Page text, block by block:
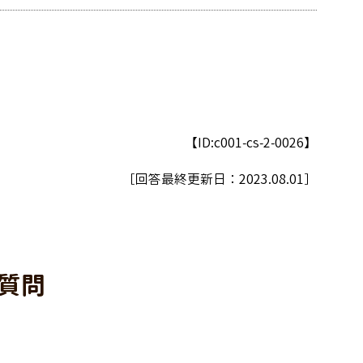
【ID:c001-cs-2-0026】
［回答最終更新日： 2023.08.01］
問